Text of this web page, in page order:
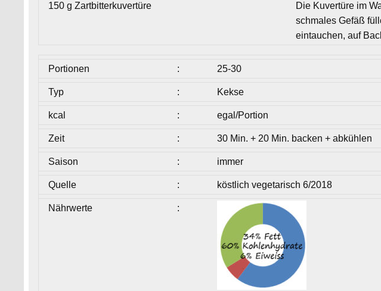
150 g Zartbitterkuvertüre
Die Kuvertüre im
schmales Gefäß
eintauchen, auf
Portionen : 25-30
Typ : Kekse
kcal : egal/Portion
Zeit : 30 Min. + 20 Min. backen + abkühlen
Saison : immer
Quelle : köstlich vegetarisch 6/2018
Nährwerte :